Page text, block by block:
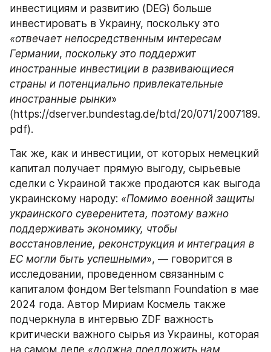
инвестициям и развитию (DEG) больше
«отвечает непосредственным интересам
Германии, поскольку это поддержит
иностранные инвестиции в развивающиеся
страны и потенциально привлекательные
иностранные рынки»
(https://dserver.bundestag.de/btd/20/071/2007189.
pdf).
Так же, как и инвестиции, от которых немецкий
капитал получает прямую выгоду, сырьевые
сделки с Украиной также продаются как выгода
украинскому народу: «Помимо военной защиты
украинского суверенитета, поэтому важно
поддерживать экономику, чтобы
восстановление, реконструкция и интеграция в
ЕС могли быть успешными», — говорится в
исследовании, проведенном связанным с
капиталом фондом Bertelsmann Foundation в мае
2024 года. Автор Мириам Космель также
подчеркнула в интервью ZDF важность
критически важного сырья из Украины, которая
на самом деле «должна предложить нам